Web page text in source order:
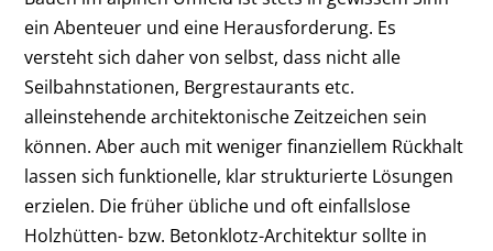
ein Abenteuer und eine Herausforderung. Es
versteht sich daher von selbst, dass nicht alle
Seilbahnstationen, Bergrestaurants etc.
alleinstehende architektonische Zeitzeichen sein
können. Aber auch mit weniger finanziellem Rückhalt
lassen sich funktionelle, klar strukturierte Lösungen
erzielen. Die früher übliche und oft einfallslose
Holzhütten- bzw. Betonklotz-Architektur sollte in